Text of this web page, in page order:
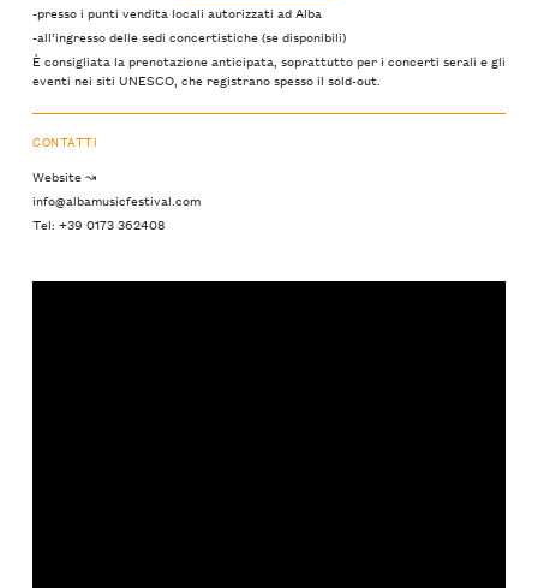
-presso i punti vendita locali autorizzati ad Alba
-all’ingresso delle sedi concertistiche (se disponibili)
È consigliata la prenotazione anticipata, soprattutto per i concerti serali e gli
eventi nei siti UNESCO, che registrano spesso il sold-out.
CONTATTI
Website ↝
info@albamusicfestival.com
Tel: +39 0173 362408